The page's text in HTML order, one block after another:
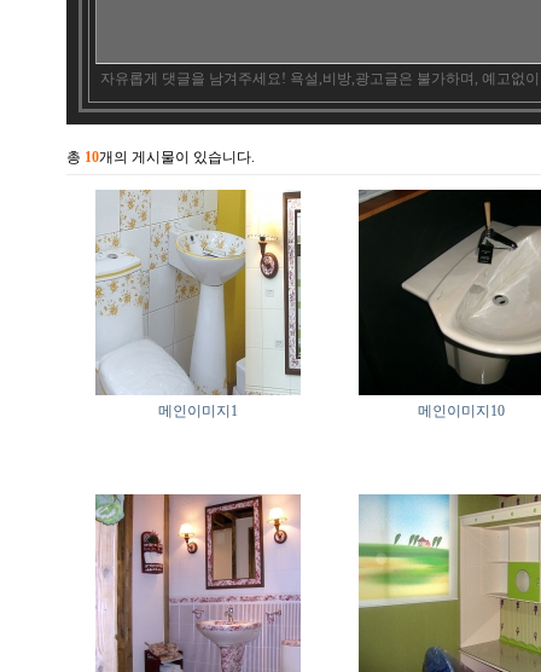
자유롭게 댓글을 남겨주세요! 욕설,비방,광고글은 불가하며, 예고없
총 10개의 게시물이 있습니다.
메인이미지1 메인이미지10